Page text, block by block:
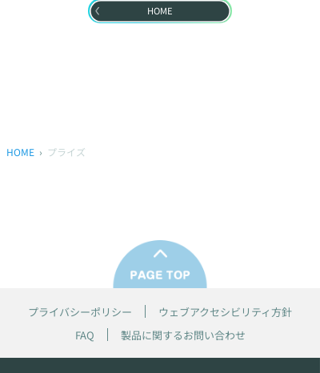
HOME
HOME プライズ
プライバシーポリシー
ウェブアクセシビリティ方針
FAQ
製品に関するお問い合わせ